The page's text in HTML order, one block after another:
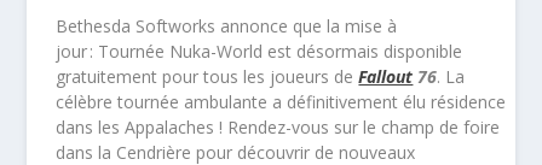
Bethesda Softworks annonce que la mise à
jour : Tournée Nuka-World est désormais disponible
gratuitement pour tous les joueurs deFallout 76. La
célèbre tournée ambulante a définitivement élu résidence
dans les Appalaches ! Rendez-vous sur le champ de foire
dans la Cendrière pour découvrir de nouveaux